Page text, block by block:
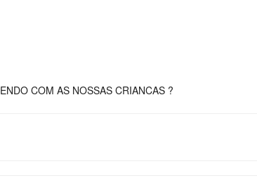
COM AS NOSSAS CRIANCAS ?